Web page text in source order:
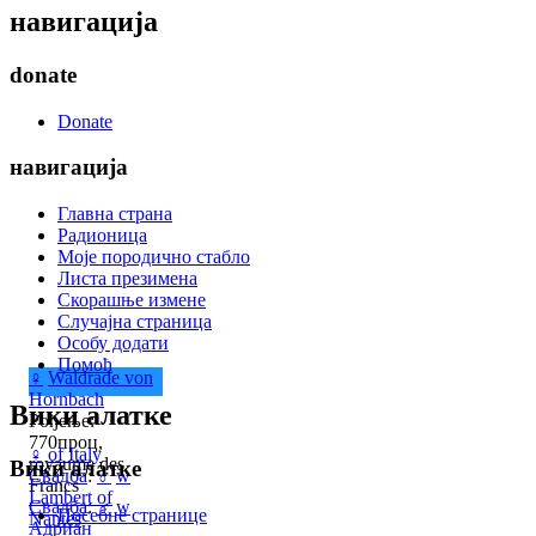
♀ Waldrade von
Hornbach
Рођење:
770проц,
royaume des
Francs
Свадба:♂ w
Адриан
♀ of Italy
Свадба:♂ w
Lambert of
Nantes
навигација
donate
Donate
навигација
Главна страна
Радионица
Моје породично стабло
Листа презимена
Скорашње измене
Случајна страница
Особу додати
Помоћ
Вики алатке
Вики алатке
Посебне странице